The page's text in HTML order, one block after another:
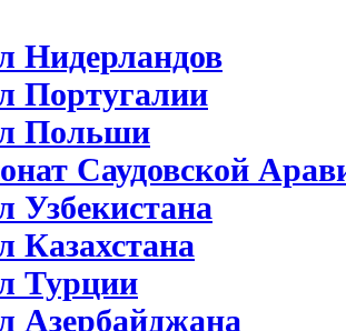
Нидерландов
Португалии
Польши
Саудовской
Узбекистана
Казахстана
Турции
Азербайджана